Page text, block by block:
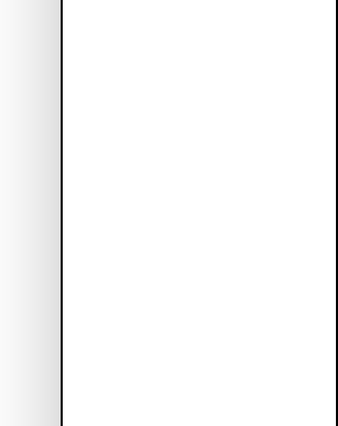
de traiter la
et les
protectrice
et aux
des
de qualité,
la durée de
de profiter
bien sûr de la
protectrice
et leur